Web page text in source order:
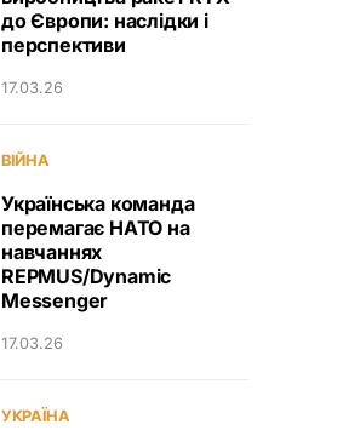
до Європи: наслідки і
перспективи
17.03.26
ВІЙНА
Українська команда
перемагає НАТО на
навчаннях
REPMUS/Dynamic
Messenger
17.03.26
УКРАЇНА